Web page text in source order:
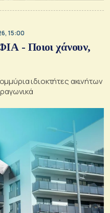
15:00
- Ποιοι χάνουν,
ιδιοκτήτες ακινήτων